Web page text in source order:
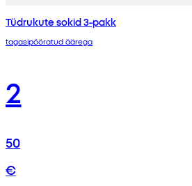
Tüdrukute sokid 3-pakk
tagasipööratud äärega
2
50
€